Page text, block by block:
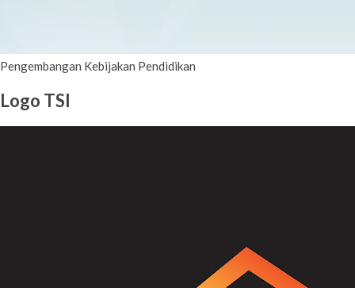
Pengembangan Kebijakan Pendidikan
Logo TSI